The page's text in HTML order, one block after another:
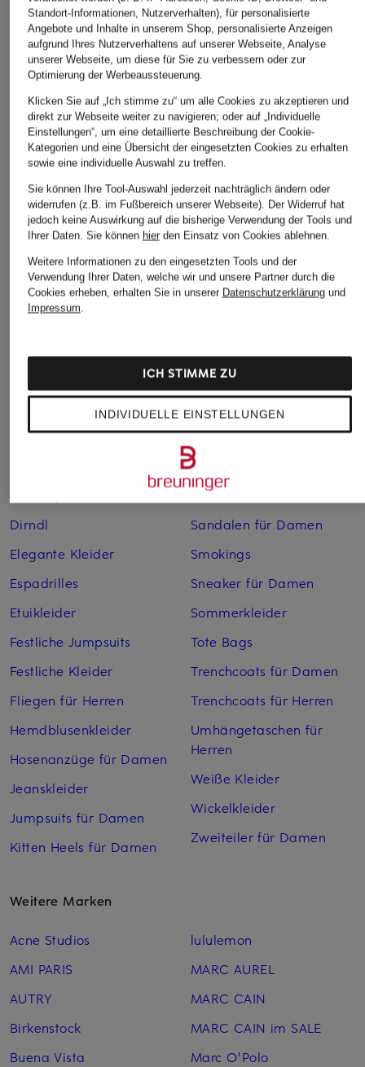
BRAX
Blusenshirt CLAIRE
aus Satin
CHF 70
Ursprünglich:CHF 119
(THE MERCER) N.Y.
Blusenshirt aus Seide
mit 3/4-Arm
CHF 209
Ursprünglich:CHF 269
DRYKORN
Bluse CORAMY
CHF 95
Abendkleider
Anzüge für Herren
Boleros für Damen
Brautschuhe
Dirndl
Elegante Kleider
Espadrilles
Etuikleider
Festliche Jumpsuits
Festliche Kleider
Fliegen für Herren
Hemdblusenkleider
Hosenanzüge für Damen
Jeanskleider
Jumpsuits für Damen
Kitten Heels für Damen
Kleider
Leinenhosen für Herren
Leinenkleider
Maxikleider
Regenmäntel für Damen
Sakkos
Sandalen für Damen
Smokings
Sneaker für Damen
Sommerkleider
Tote Bags
Trenchcoats für Damen
Trenchcoats für Herren
Umhängetaschen für
Herren
Weiße Kleider
Wickelkleider
Zweiteiler für Damen
Weitere Marken
Acne Studios
AMI PARIS
AUTRY
Birkenstock
Buena Vista
lululemon
MARC AUREL
MARC CAIN
MARC CAIN im SALE
Marc O'Polo
Standort-Informationen, Nutzerverhalten), für personalisierte
Angebote und Inhalte in unserem Shop, personalisierte Anzeigen
aufgrund Ihres Nutzerverhaltens auf unserer Webseite, Analyse
unserer Webseite, um diese für Sie zu verbessern oder zur
Optimierung der Werbeaussteuerung.
Klicken Sie auf „Ich stimme zu“ um alle Cookies zu akzeptieren und
direkt zur Webseite weiter zu navigieren; oder auf „Individuelle
Einstellungen“, um eine detaillierte Beschreibung der Cookie-
Kategorien und eine Übersicht der eingesetzten Cookies zu erhalten
sowie eine individuelle Auswahl zu treffen.
Sie können Ihre Tool-Auswahl jederzeit nachträglich ändern oder
widerrufen (z.B. im Fußbereich unserer Webseite). Der Widerruf hat
jedoch keine Auswirkung auf die bisherige Verwendung der Tools und
Ihrer Daten. Sie können hierden Einsatz von Cookies ablehnen.
Weitere Informationen zu den eingesetzten Tools und der
Verwendung Ihrer Daten, welche wir und unsere Partner durch die
Cookies erheben, erhalten Sie in unserer Datenschutzerklärungund
Impressum.
INDIVIDUELLE EINSTELLUNGEN
ICH STIMME ZU